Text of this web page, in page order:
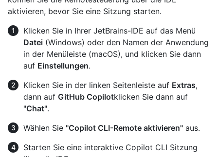
aktivieren, bevor Sie eine Sitzung starten.
Klicken Sie in Ihrer JetBrains-IDE auf das Menü
Datei (Windows) oder den Namen der Anwendung
in der Menüleiste (macOS), und klicken Sie dann
auf Einstellungen.
Klicken Sie in der linken Seitenleiste auf Extras,
dann auf GitHub Copilotklicken Sie dann auf
"Chat".
Wählen Sie "Copilot CLI-Remote aktivieren" aus.
Starten Sie eine interaktive Copilot CLI Sitzung